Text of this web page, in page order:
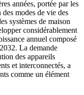
années, portée par les
modes de vie des
systèmes de maison
considérablement
annuel composé
La demande
des appareils
et interconnectés, a
comme un élément